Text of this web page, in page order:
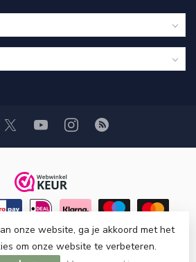
onze website, ga je akkoord met het
om onze website te verbeteren.